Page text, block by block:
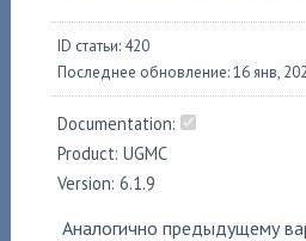
ID статьи: 420
Последнее обновление: 16 янв,
Documentation:
Product: UGMC
Version: 6.1.9
Аналогично предыдущему